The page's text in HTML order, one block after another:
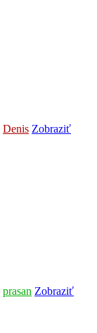
Denis Zobraziť
prasan Zobraziť